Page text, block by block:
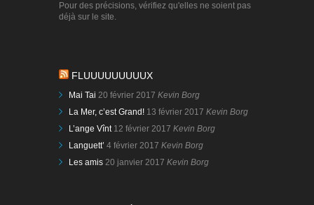
Pour des précisions, vérifiez qu'elles ne soient pas
déjà sur le site.
FLUUUUUUUUUX
Mai Tai 20 février 2017 Kevin Borg
La Mer, c’est Grand! 13 février 2017 Kevin Borg
L’ange Vînt 12 février 2017 Kevin Borg
Languett’ 4 février 2017 Kevin Borg
Les amis 20 janvier 2017 Kevin Borg